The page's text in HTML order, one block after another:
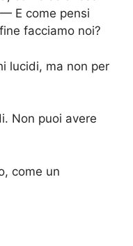
E come pensi
facciamo noi?
lucidi, ma non per
Non puoi avere
come un